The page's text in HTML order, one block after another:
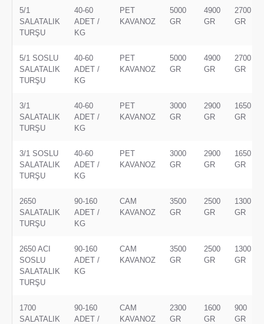
5/1
SALATALIK
TURŞU
40-60
ADET /
KG
PET
KAVANOZ
5000
GR
4900
GR
2700
GR
5/1 SOSLU
SALATALIK
TURŞU
40-60
ADET /
KG
PET
KAVANOZ
5000
GR
4900
GR
2700
GR
3/1
SALATALIK
TURŞU
40-60
ADET /
KG
PET
KAVANOZ
3000
GR
2900
GR
1650
GR
3/1 SOSLU
SALATALIK
TURŞU
40-60
ADET /
KG
PET
KAVANOZ
3000
GR
2900
GR
1650
GR
2650
SALATALIK
TURŞU
90-160
ADET /
KG
CAM
KAVANOZ
3500
GR
2500
GR
1300
GR
2650 ACI
SOSLU
SALATALIK
TURŞU
90-160
ADET /
KG
CAM
KAVANOZ
3500
GR
2500
GR
1300
GR
1700
SALATALIK
90-160
ADET /
CAM
KAVANOZ
2300
GR
1600
GR
900
GR